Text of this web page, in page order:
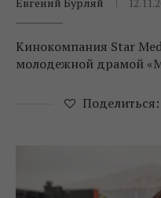
Кинокомпания Star
молодежной драмой
Поделиться: